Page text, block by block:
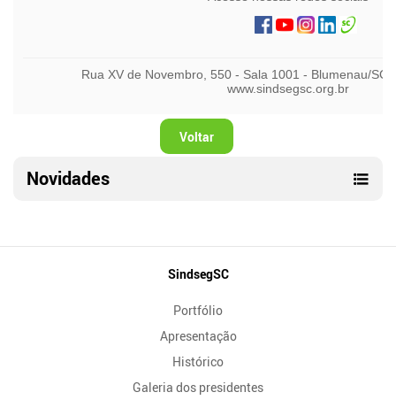
Voltar
Novidades
SindsegSC
Portfólio
Apresentação
Histórico
Galeria dos presidentes